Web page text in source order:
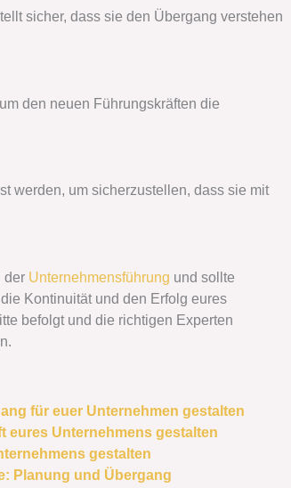
sicher, dass sie den Übergang verstehen
den neuen Führungskräften die
werden, um sicherzustellen, dass sie mit
der Unternehmensführung und sollte
Kontinuität und den Erfolg eures
befolgt und die richtigen Experten
für euer Unternehmen gestalten
eures Unternehmens gestalten
gestalten
Planung und Übergang